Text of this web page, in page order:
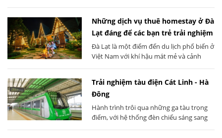
Những dịch vụ thuê homestay ở Đà
Lạt đáng để các bạn trẻ trải nghiệm
Đà Lạt là một điểm đến du lịch phổ biến ở
Việt Nam với khí hậu mát mẻ và cảnh
khi đến Đà Lạt. Dưới đây là một số dịch
vụ homestay đáng để các bạn trẻ trải
nghiệm.
Trải nghiệm tàu điện Cát Linh - Hà
Đông
Hành trình trôi qua những ga tàu trọng
điểm, với hệ thống đèn chiếu sáng sang